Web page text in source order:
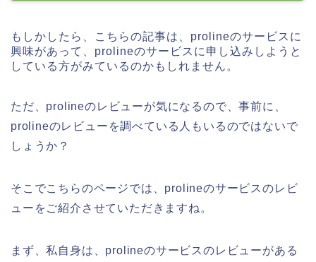
もしかしたら、こちらの記事は、prolineのサービスに
興味があって、prolineのサービスに申し込みしようと
している方がみているのかもしれません。
ただ、prolineのレビューが気になるので、事前に、
prolineのレビューを調べている人もいるのではないで
しょうか？
そこでこちらのページでは、prolineのサービスのレビ
ューをご紹介させていただきますね。
まず、私自身は、prolineのサービスのレビューがある